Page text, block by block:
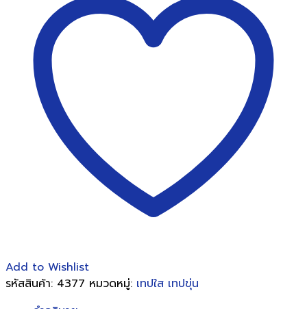
UNITAPE
Add to Wishlist
รหัสสินค้า: 4377 หมวดหมู่: เทปใส เทปขุ่น